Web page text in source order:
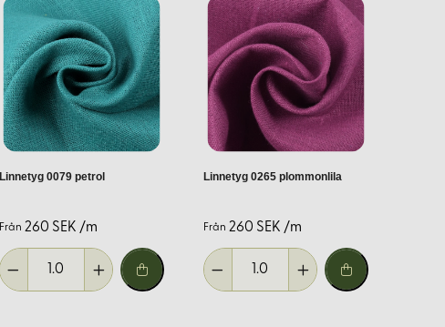
Linnetyg 0079 petrol
Från 260 SEK /m
Linnetyg 0265 plommonlila
Från 260 SEK /m